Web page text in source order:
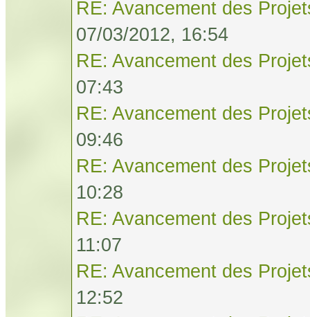
RE: Avancement des
07/03/2012, 16:54
RE: Avancement des
07:43
RE: Avancement des
09:46
RE: Avancement des
10:28
RE: Avancement des
11:07
RE: Avancement des
12:52